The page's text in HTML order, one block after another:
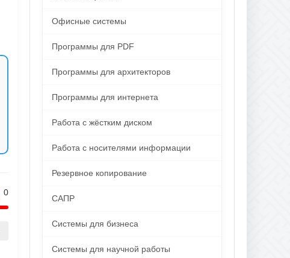
0
Офисные системы
Программы для PDF
Программы для архитекторов
Программы для интернета
Работа с жёстким диском
Работа с носителями информации
Резервное копирование
САПР
Системы для бизнеса
Системы для научной работы